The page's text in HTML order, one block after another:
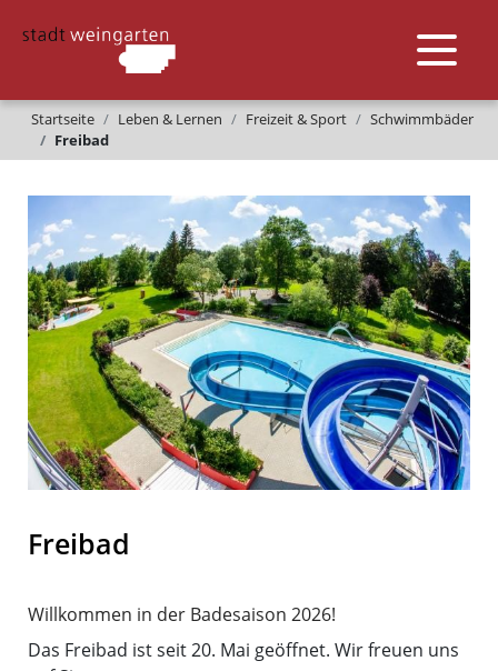
Startseite Leben & Lernen Freizeit & Sport
Schwimmbäder
Freibad
Freibad
Willkommen in der Badesaison 2026!
Das Freibad ist seit 20. Mai geöffnet. Wir freuen uns